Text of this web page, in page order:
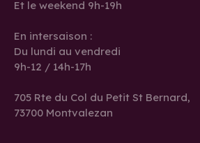
Et le weekend 9h-19h
En intersaison :
Du lundi au vendredi
9h-12 / 14h-17h
705 Rte du Col du Petit St Bernard,
73700 Montvalezan